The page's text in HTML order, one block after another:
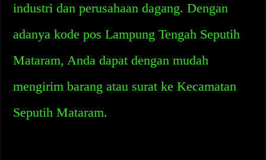
industri dan perusahaan dagang. Dengan
adanya kode pos Lampung Tengah Seputih
Mataram, Anda dapat dengan mudah
mengirim barang atau surat ke Kecamatan
Seputih Mataram.